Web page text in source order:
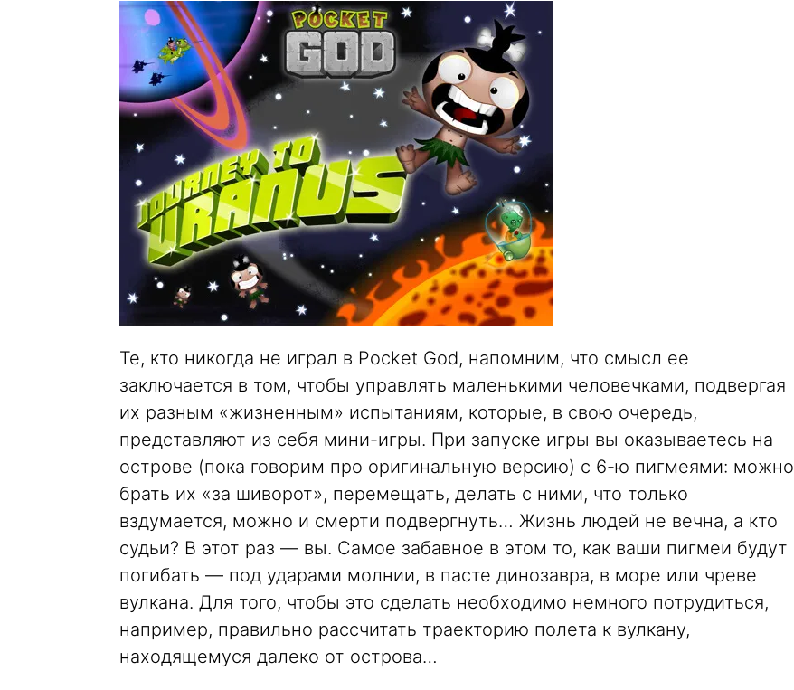
Те, кто никогда не играл в Pocket God, напомним, что смысл ее
заключается в том, чтобы управлять маленькими человечками, подвергая
их разным «жизненным» испытаниям, которые, в свою очередь,
представляют из себя мини-игры. При запуске игры вы оказываетесь на
острове (пока говорим про оригинальную версию) с 6-ю пигмеями: можно
брать их «за шиворот», перемещать, делать с ними, что только
вздумается, можно и смерти подвергнуть… Жизнь людей не вечна, а кто
судьи? В этот раз — вы. Самое забавное в этом то, как ваши пигмеи будут
погибать — под ударами молнии, в пасте динозавра, в море или чреве
вулкана. Для того, чтобы это сделать необходимо немного потрудиться,
например, правильно рассчитать траекторию полета к вулкану,
находящемуся далеко от острова…